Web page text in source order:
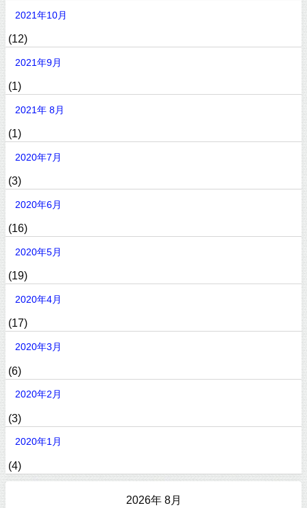
2021年10月
(12)
2021年9月
(1)
2021年 8月
(1)
2020年7月
(3)
2020年6月
(16)
2020年5月
(19)
2020年4月
(17)
2020年3月
(6)
2020年2月
(3)
2020年1月
(4)
2026年 8月